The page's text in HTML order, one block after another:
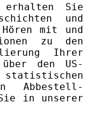
erhalten Sie
und
mit und
zu den
Ihrer
über den US-
statistischen
Ab­bestell­­
in unserer